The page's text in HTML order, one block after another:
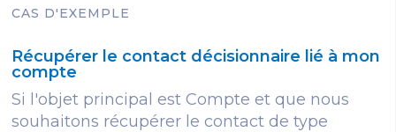
CAS D'EXEMPLE
Récupérer le contact décisionnaire lié à mon
compte
Si l'objet principal est Compte et que nous
souhaitons récupérer le contact de type